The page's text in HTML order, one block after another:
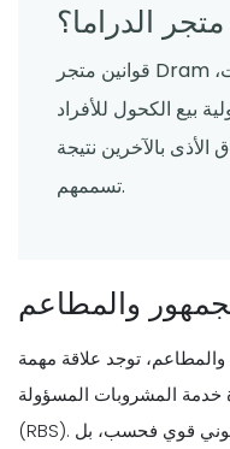
الدراما؟
قوانين متجر Dram هي قوانين قانونية تحمل الشركات،
بيع الكحول للأفراد
بالآخرين نتيجة
تسممهم.
والمطاعم
والمطاعم، توجد علاقة مهمة
خدمة المشروبات المسؤولة
(RBS). لا يتجذر هذا التحالف في أساس قانوني قوي فحسب، بل